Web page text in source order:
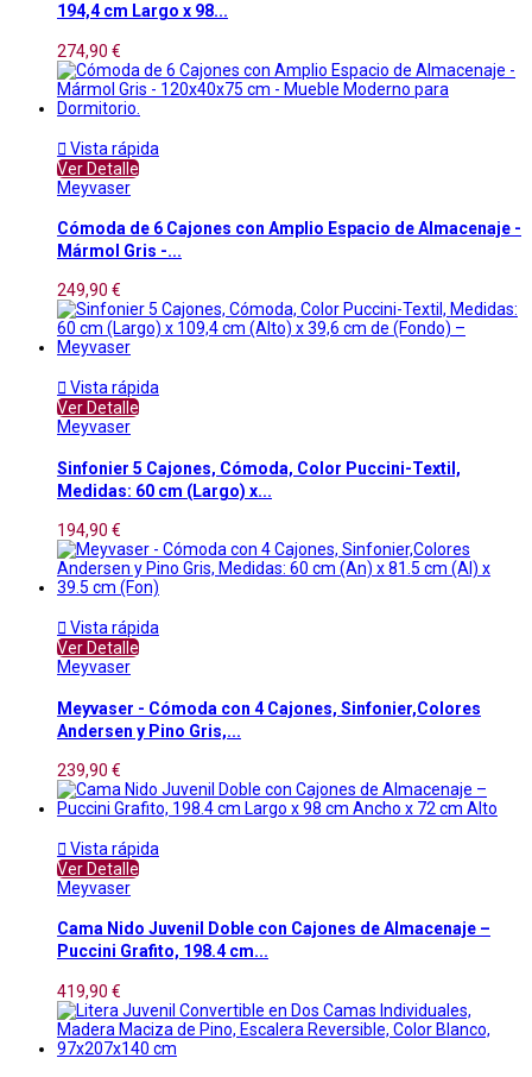
194,4 cm Largo x 98...
274,90 €
 Vista rápida
Ver Detalle
Meyvaser
Cómoda de 6 Cajones con Amplio Espacio de Almacenaje -
Mármol Gris -...
249,90 €
 Vista rápida
Ver Detalle
Meyvaser
Sinfonier 5 Cajones, Cómoda, Color Puccini-Textil,
Medidas: 60 cm (Largo) x...
194,90 €
 Vista rápida
Ver Detalle
Meyvaser
Meyvaser - Cómoda con 4 Cajones, Sinfonier,Colores
Andersen y Pino Gris,...
239,90 €
 Vista rápida
Ver Detalle
Meyvaser
Cama Nido Juvenil Doble con Cajones de Almacenaje –
Puccini Grafito, 198.4 cm...
419,90 €